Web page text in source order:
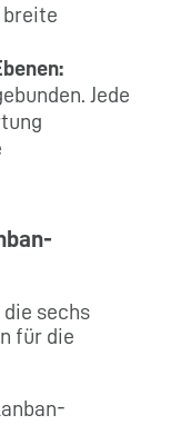
breite
Jede
sechs
für die